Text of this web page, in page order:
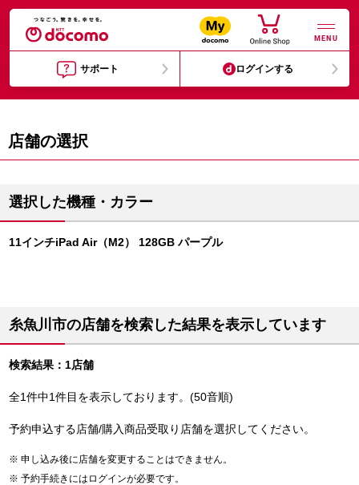
MENU
サポート ログインする
店舗の選択
選択した機種・カラー
11インチiPad Air（M2） 128GB パープル
糸魚川市の店舗を検索した結果を表示しています
検索結果：1店舗
全1件中1件目を表示しております。(50音順)
予約申込する店舗/購入商品受取り店舗を選択してください。
申し込み後に店舗を変更することはできません。
予約手続きにはログインが必要です。